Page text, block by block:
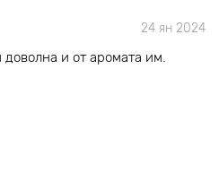
24 ян 2024
и от аромата им.